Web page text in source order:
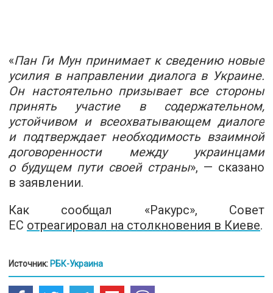
«Пан Ги Мун принимает к сведению новые
усилия в направлении диалога в Украине.
Он настоятельно призывает все стороны
принять участие в содержательном,
устойчивом и всеохватывающем диалоге
и подтверждает необходимость взаимной
договоренности между украинцами
о будущем пути своей страны», — сказано
в заявлении.
Как сообщал «Ракурс», Совет
ЕС отреагировал на столкновения в Киеве.
Источник: РБК-Украина